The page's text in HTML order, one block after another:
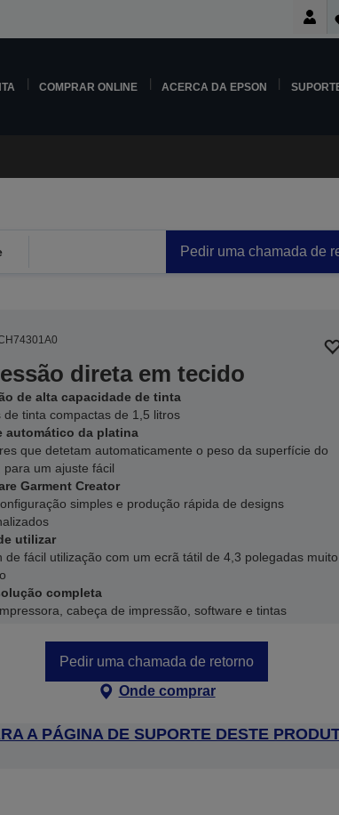
COMPRAR ONLINE ACERCA DA EPSON
Pedir uma chamada de
direta em tecido
de alta capacidade de tinta
de tinta compactas de 1,5 litros
automático da platina
que detetam automaticamente o peso da superfície do
para um ajuste fácil
Garment Creator
simples e produção rápida de designs
utilizar
de fácil utilização com um ecrã tátil de 4,3 polegadas muito
completa
cabeça de impressão, software e tintas
Pedir uma chamada de retorno
Onde comprar
A PÁGINA DE SUPORTE DESTE